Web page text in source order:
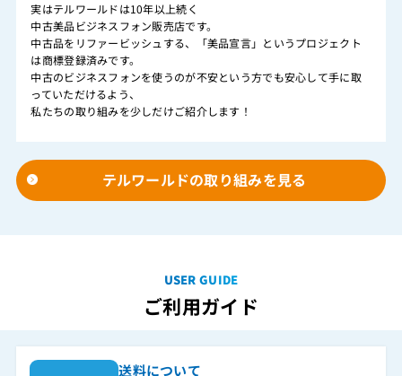
実はテルワールドは10年以上続く
中古美品ビジネスフォン販売店です。
中古品をリファービッシュする、「美品宣言」というプロジェクト
は商標登録済みです。
中古のビジネスフォンを使うのが不安という方でも安心して手に取
っていただけるよう、
私たちの取り組みを少しだけご紹介します！
テルワールドの取り組みを見る
USER GUIDE
ご利用ガイド
送料について